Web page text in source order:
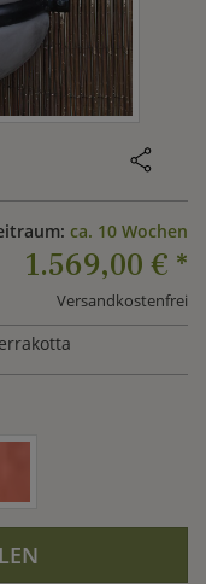
ca. 10 Wochen
1.569,00 € *
Versandkostenfrei